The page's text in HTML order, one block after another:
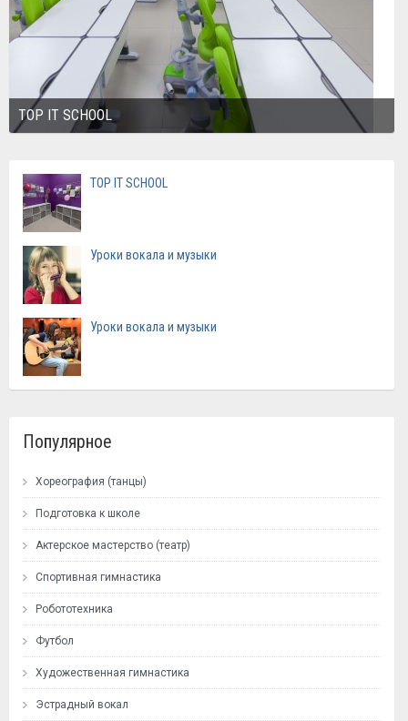
TOP IT SCHOOL
TOP IT SCHOOL
Уроки вокала и музыки
Уроки вокала и музыки
Популярное
Хореография (танцы)
Подготовка к школе
Актерское мастерство (театр)
Спортивная гимнастика
Робототехника
Футбол
Художественная гимнастика
Эстрадный вокал